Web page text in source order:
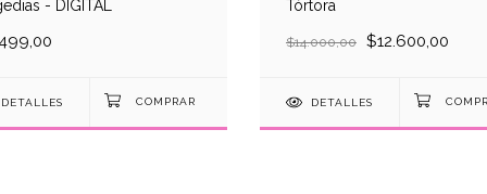
- DIGITAL
DETALLES
Tórtora
$14.000,00 $12.600,00
DETALLES